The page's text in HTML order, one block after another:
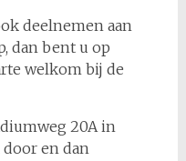
deelnemen aan
dan bent u op
welkom bij de
20A in
en dan